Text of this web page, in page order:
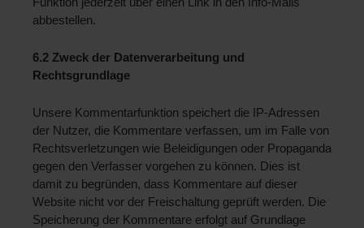
abbestellen.
6.2 Zweck der Datenverarbeitung und
Rechtsgrundlage
Unsere Kommentarfunktion speichert die IP-Adressen
der Nutzer, die Kommentare verfassen, um im Falle von
Rechtsverletzungen wie Beleidigungen oder Propaganda
gegen den Verfasser vorgehen zu können. Dies ist
damit zu begründen, dass Kommentare auf dieser
Website nicht vor der Freischaltung geprüft werden. Die
Speicherung der Kommentare erfolgt auf Grundlage